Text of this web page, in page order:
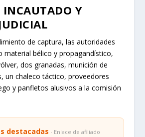
INCAUTADO Y
de captura, las autoridades
material bélico y propagandístico,
dos granadas, munición de
un chaleco táctico, proveedores
y panfletos alusivos a la comisión
destacadas · Enlace de afiliado